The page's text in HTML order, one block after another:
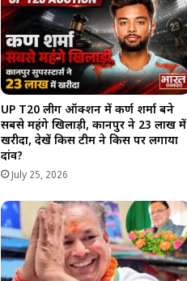
UP T20 लीग ऑक्शन में कर्ण शर्मा बने
सबसे महंगे खिलाड़ी, कानपुर ने 23 लाख में
खरीदा, देखें किस टीम ने किस पर लगाया
दांव?
July 25, 2026